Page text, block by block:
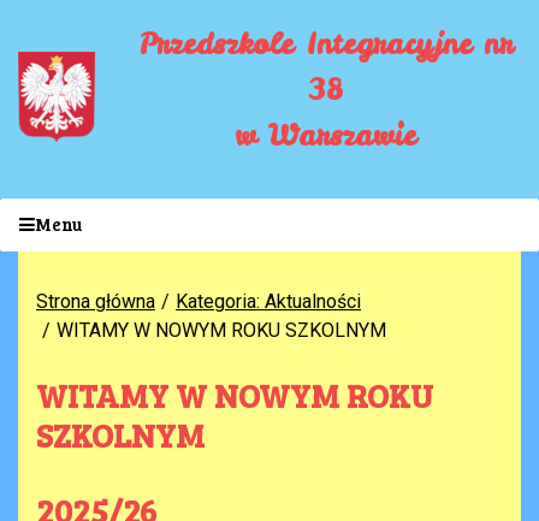
Przedszkole Integracyjne nr
38
w Warszawie
Menu
Strona główna
Kategoria: Aktualności
WITAMY W NOWYM ROKU SZKOLNYM
WITAMY W NOWYM ROKU
SZKOLNYM
2025/26